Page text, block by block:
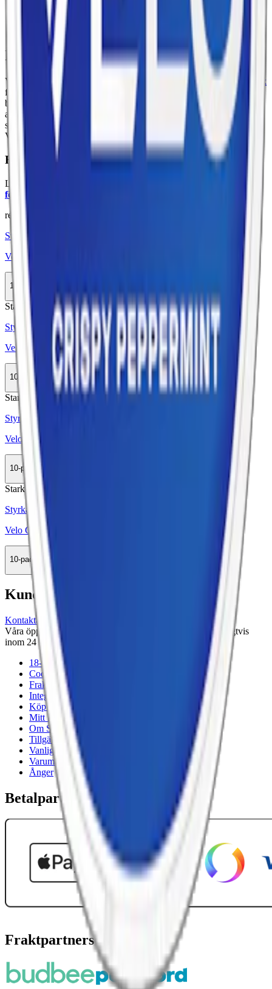
Information om varumärket Velo
Velo, tidigare känd under namnet Lyft, är ett
vitt snus helt utan tobak
från British American Tobacco. Efter att Epok förvärvades 2017,
blev Lyft omvandlat till
2022. Velo erbjuder ett brett sortiment
av smaker och innovativa produkter, med målet att förnya
snusmarknaden och ge en global publik en unik nikotinupplevelse.
Velo tillverkar också
snus utan nikotin
Färskt vitt snus
Läs mer om hur du förvarar Velo Bright Peppermint Zero:
förvarar du snuset rätt"
relaterade produkter
Styrka Normal · Slim
Velo Bright Peppermint 3
10-pack
Stark
Styrka Stark · Slim
Velo Bright Spearmint 14
10-pack
364,90 kr
Köp
Stark
Styrka Stark · Slim
Velo Freezing Peppermint 14
10-pack
364,90 kr
Köp
Stark
Styrka Stark · Slim
Velo Crispy Peppermint 3
10-pack
349,90 kr
Köp
Kundservice
Kontakta oss
Våra öppettider är: Alla dagar 08:00 - 18:00 Vi svarar vanligtvis
inom 24 timmar på vardagar.
18-årsgräns
Cookiepolicy
Frakt- och leveransvillkor
Integritetspolicy
Köpvillkor
Mitt konto
Om Snuset.se
Tillgänglighetsredogörelse
Vanliga frågor
Varumärken
Ånger
Betalpartner
Fraktpartners